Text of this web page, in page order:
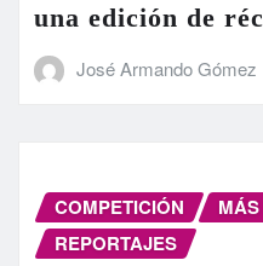
una edición de
José Armando Gómez
COMPETICIÓN
REPORTAJES